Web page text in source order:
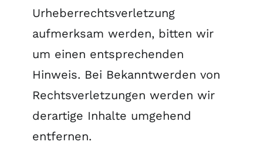
Urheberrechtsverletzung
aufmerksam werden, bitten wir
um einen entsprechenden
Hinweis. Bei Bekanntwerden von
Rechtsverletzungen werden wir
derartige Inhalte umgehend
entfernen.